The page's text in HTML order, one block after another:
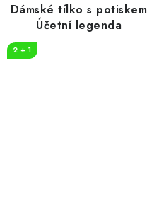
Dámské tílko s potiskem
Účetní legenda
2 + 1